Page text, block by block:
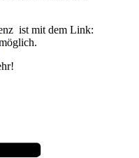
ist mit dem Link: